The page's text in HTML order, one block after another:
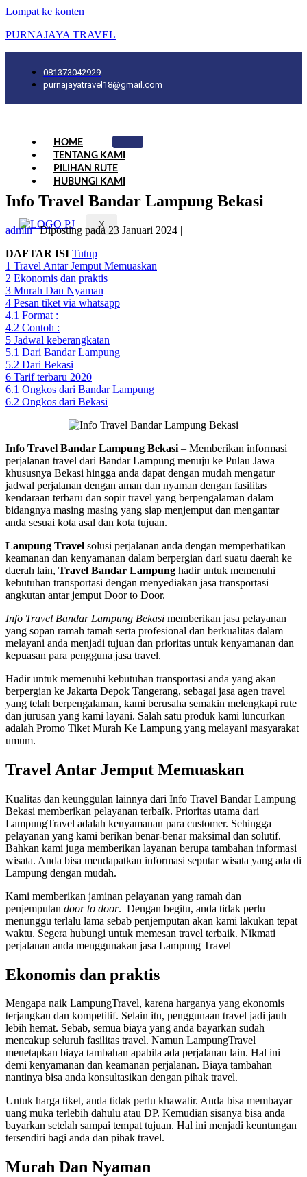
Lompat ke konten
PURNAJAYA TRAVEL
081373042929
purnajayatravel18@gmail.com
HOME
TENTANG KAMI
PILIHAN RUTE
HUBUNGI KAMI
X
Info Travel Bandar Lampung Bekasi
admin|Diposting pada 23 Januari 2024 |
DAFTAR ISI Tutup
1 Travel Antar Jemput Memuaskan
2 Ekonomis dan praktis
3 Murah Dan Nyaman
4 Pesan tiket via whatsapp
4.1 Format :
4.2 Contoh :
5 Jadwal keberangkatan
5.1 Dari Bandar Lampung
5.2 Dari Bekasi
6 Tarif terbaru 2020
6.1 Ongkos dari Bandar Lampung
6.2 Ongkos dari Bekasi
Info Travel Bandar Lampung Bekasi – Memberikan informasi
perjalanan travel dari Bandar Lampung menuju ke Pulau Jawa
khususnya Bekasi hingga anda dapat dengan mudah mengatur
jadwal perjalanan dengan aman dan nyaman dengan fasilitas
kendaraan terbaru dan sopir travel yang berpengalaman dalam
bidangnya masing masing yang siap menjemput dan mengantar
anda sesuai kota asal dan kota tujuan.
Lampung Travel solusi perjalanan anda dengan memperhatikan
keamanan dan kenyamanan dalam berpergian dari suatu daerah ke
daerah lain, Travel Bandar Lampung hadir untuk memenuhi
kebutuhan transportasi dengan menyediakan jasa transportasi
angkutan antar jemput Door to Door.
Info Travel Bandar Lampung Bekasi memberikan jasa pelayanan
yang sopan ramah tamah serta profesional dan berkualitas dalam
melayani anda menjadi tujuan dan prioritas untuk kenyamanan dan
kepuasan para pengguna jasa travel.
Hadir untuk memenuhi kebutuhan transportasi anda yang akan
berpergian ke Jakarta Depok Tangerang, sebagai jasa agen travel
yang telah berpengalaman, kami berusaha semakin melengkapi rute
dan jurusan yang kami layani. Salah satu produk kami luncurkan
adalah Promo Tiket Murah Ke Lampung yang melayani masyarakat
umum.
Travel Antar Jemput Memuaskan
Kualitas dan keunggulan lainnya dari Info Travel Bandar Lampung
Bekasi memberikan pelayanan terbaik. Prioritas utama dari
LampungTravel adalah kenyamanan para customer. Sehingga
pelayanan yang kami berikan benar-benar maksimal dan solutif.
Bahkan kami juga memberikan layanan berupa tambahan informasi
wisata. Anda bisa mendapatkan informasi seputar wisata yang ada di
Lampung dengan mudah.
Kami memberikan jaminan pelayanan yang ramah dan
penjemputan door to door. Dengan begitu, anda tidak perlu
menunggu terlalu lama sebab penjemputan akan kami lakukan tepat
waktu. Segera hubungi untuk memesan travel terbaik. Nikmati
perjalanan anda menggunakan jasa Lampung Travel
Ekonomis dan praktis
Mengapa naik LampungTravel, karena harganya yang ekonomis
terjangkau dan kompetitif. Selain itu, penggunaan travel jadi jauh
lebih hemat. Sebab, semua biaya yang anda bayarkan sudah
mencakup seluruh fasilitas travel. Namun LampungTravel
menetapkan biaya tambahan apabila ada perjalanan lain. Hal ini
demi kenyamanan dan keamanan perjalanan. Biaya tambahan
nantinya bisa anda konsultasikan dengan pihak travel.
Untuk harga tiket, anda tidak perlu khawatir. Anda bisa membayar
uang muka terlebih dahulu atau DP. Kemudian sisanya bisa anda
bayarkan setelah sampai tempat tujuan. Hal ini menjadi keuntungan
tersendiri bagi anda dan pihak travel.
Murah Dan Nyaman